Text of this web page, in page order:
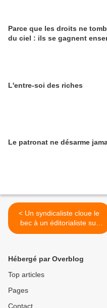
Parce que les droits ne
du ciel : ils se gagnent
L'entre-soi des riches
Le patronat ne désarme
< Un syndicaliste cloue le
bec à un éditorialiste sur
l'augmentation des salaires
Hébergé par Overblog
Top articles
Pages
Contact